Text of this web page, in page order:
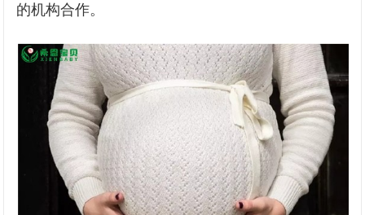
的机构合作。